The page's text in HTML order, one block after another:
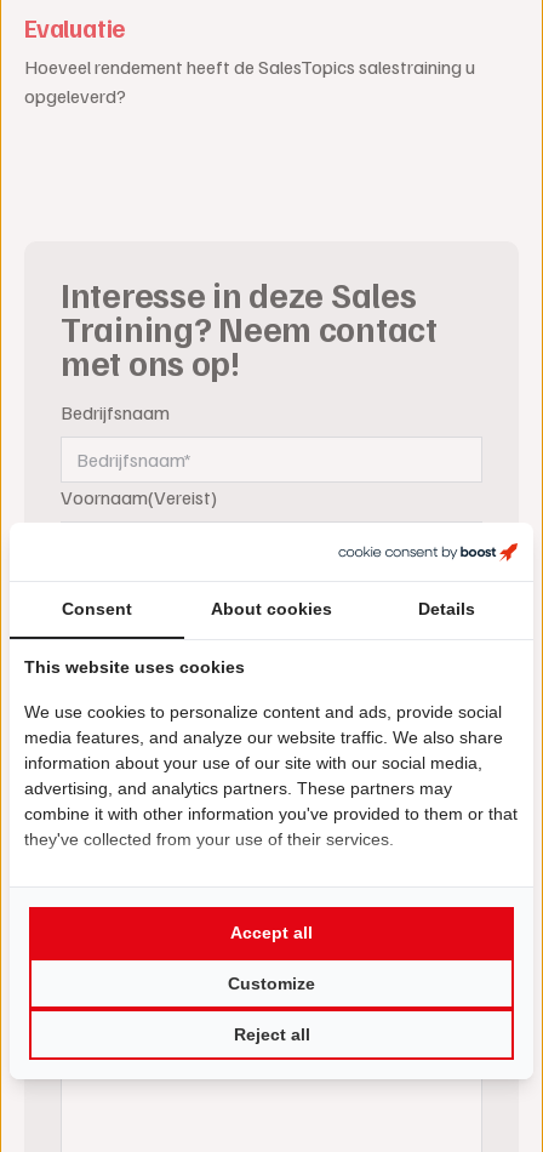
Evaluatie
Hoeveel rendement heeft de SalesTopics salestraining u
opgeleverd?
Interesse in deze Sales
Training? Neem contact
met ons op!
Bedrijfsnaam
Voornaam(Vereist)
Achternaam(Vereist)
Email(Vereist)
Telefoon(Vereist)
Bericht
Consent About cookies Details
This website uses cookies
We use cookies to personalize content and ads, provide social
media features, and analyze our website traffic. We also share
information about your use of our site with our social media,
advertising, and analytics partners. These partners may
combine it with other information you've provided to them or that
they've collected from your use of their services.
Reject all
Customize
Accept all